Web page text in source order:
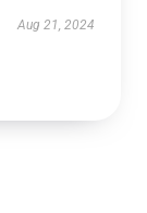
Aug 21, 2024